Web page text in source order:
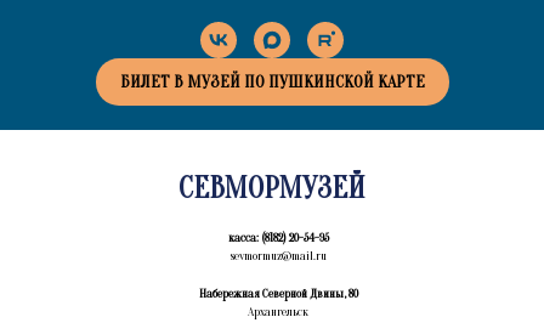
БИЛЕТ В МУЗЕЙ ПО ПУШКИНСКОЙ КАРТЕ
СЕВМОРМУЗЕЙ
касса: (8182) 20-54-95
sevmormuz@mail.ru
Набережная Северной Двины, 80
Архангельск